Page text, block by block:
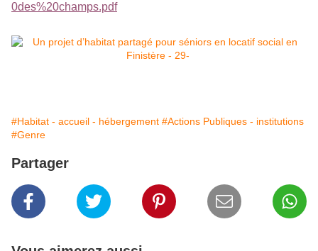
0des%20champs.pdf
#Habitat - accueil - hébergement #Actions Publiques - institutions
#Genre
Partager